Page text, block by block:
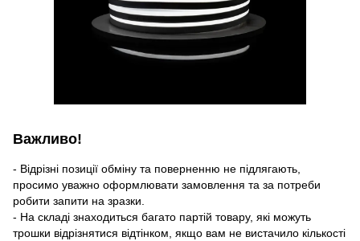
Важливо!
- Відрізні позиції обміну та поверненню не підлягають,
просимо уважно оформлювати замовлення та за потреби
робити запити на зразки.
- На складі знаходиться багато партій товару, які можуть
трошки відрізнятися відтінком, якщо вам не вистачило кількості